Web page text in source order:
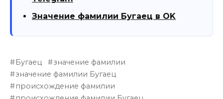
Значение фамилии Бугаец в OK
Бугаец
значение фамилии
значение фамилии Бугаец
происхождение фамилии